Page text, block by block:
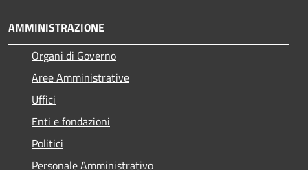
AMMINISTRAZIONE
Organi di Governo
Aree Amministrative
Uffici
Enti e fondazioni
Politici
Personale Amministrativo